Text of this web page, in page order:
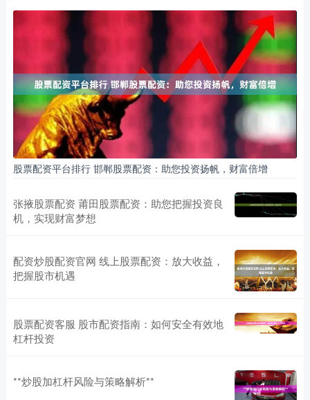
股票配资平台排行 邯郸股票配资：助您投资扬帆，财富倍增
张掖股票配资 莆田股票配资：助您把握投资良
机，实现财富梦想
配资炒股配资官网 线上股票配资：放大收益，
把握股市机遇
股票配资客服 股市配资指南：如何安全有效地
杠杆投资
**炒股加杠杆风险与策略解析**